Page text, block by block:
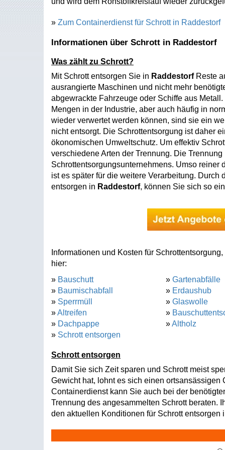
» Zum Containerdienst für Schrott in Raddestorf
Informationen über Schrott in Raddestorf
Was zählt zu Schrott?
Mit Schrott entsorgen Sie in RaddestorfReste
ausrangierte Maschinen und nicht mehr
abgewrackte Fahrzeuge oder Schiffe aus
Mengen in der Industrie, aber auch häufig in
wieder verwertet werden können, sind sie ein
nicht entsorgt. Die Schrottentsorgung ist daher
ökonomischen Umweltschutz. Um effektiv
verschiedene Arten der Trennung. Die Trennung
Schrottentsorgungsunternehmens. Umso reiner
ist es später für die weitere Verarbeitung. Durch
entsorgen in Raddestorf, können Sie sich so
Informationen und Kosten für
hier:
» Bauschutt
» Baumischabfall
» Sperrmüll
»Altreifen
» Dachpappe
» Schrott entsorgen
» Gartenabfälle
» Erdaushub
» Glaswolle
»
»Altholz
Schrott entsorgen
Damit Sie sich Zeit sparen und Schrott meist
Gewicht hat, lohnt es sich einen ortsansässigen
Containerdienst kann Sie auch bei der
Trennung des angesammelten Schrott beraten.
den aktuellen Konditionen für Schrott entsorgen